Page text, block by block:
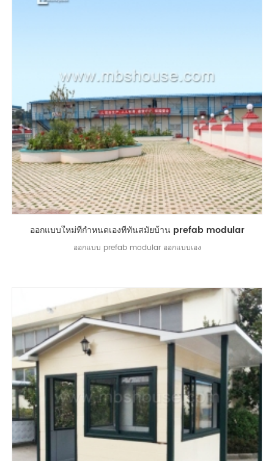
ออกแบบใหม่ที่กำหนดเองที่ทันสมัยบ้าน prefab modular
ออกแบบ prefab modular ออกแบบเอง